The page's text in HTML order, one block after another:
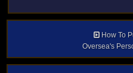
How To
Oversea's